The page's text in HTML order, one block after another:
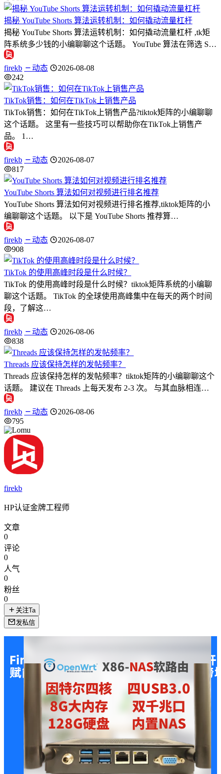
揭秘 YouTube Shorts 算法运转机制：如何撬动流量杠杆
揭秘 YouTube Shorts 算法运转机制：如何撬动流量杠杆 ,tk矩
阵系统多少钱的小编聊聊这个话题。 YouTube 算法在筛选 S…
firekb 动态
2026-08-08
242
TikTok销售：如何在TikTok上销售产品
TikTok销售：如何在TikTok上销售产品?tiktok矩阵的小编聊聊
这个话题。 这里有一些技巧可以帮助你在TikTok上销售产
品。 1…
firekb 动态
2026-08-07
817
YouTube Shorts 算法如何对视频进行排名推荐
YouTube Shorts 算法如何对视频进行排名推荐,tiktok矩阵的小
编聊聊这个话题。 以下是 YouTube Shorts 推荐算…
firekb 动态
2026-08-07
908
TikTok 的使用高峰时段是什么时候？
TikTok 的使用高峰时段是什么时候？tiktok矩阵系统的小编聊
聊这个话题。 TikTok 的全球使用高峰集中在每天的两个时间
段，了解这…
firekb 动态
2026-08-06
838
Threads 应该保持怎样的发帖频率？
Threads 应该保持怎样的发帖频率？tiktok矩阵的小编聊聊这个
话题。 建议在 Threads 上每天发布 2-3 次。 与其血脉相连…
firekb 动态
2026-08-06
795
firekb
HP认证金牌工程师
文章
0
评论
0
人气
0
粉丝
0
关注Ta
发私信